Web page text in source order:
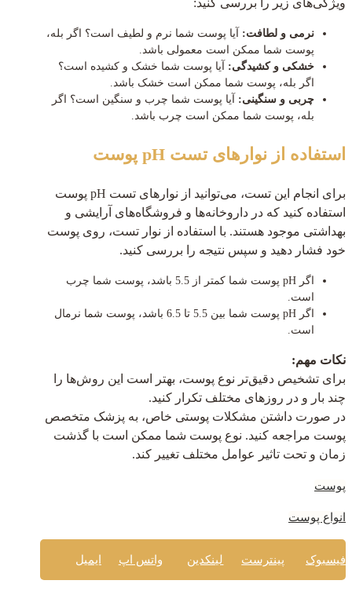
ویژگی‌های زیر را بررسی کنید:
نرمی و لطافت: آیا پوست شما نرم و لطیف است؟ اگر بله،
پوست شما ممکن است معمولی باشد.
خشکی و کشیدگی: آیا پوست شما خشک و کشیده است؟
اگر بله، پوست شما ممکن است خشک باشد.
چربی و سنگینی: آیا پوست شما چرب و سنگین است؟ اگر
بله، پوست شما ممکن است چرب باشد.
استفاده از نوارهای تست pH پوست
برای انجام این تست، می‌توانید از نوارهای تست pH پوست
استفاده کنید که در داروخانه‌ها و فروشگاه‌های آرایشی و
بهداشتی موجود هستند. با استفاده از نوار تست، روی پوست
خود فشار دهید و سپس نتیجه را بررسی کنید.
اگر pH پوست شما کمتر از 5.5 باشد، پوست شما چرب
است.
اگر pH پوست شما بین 5.5 تا 6.5 باشد، پوست شما نرمال
است.
نکات مهم:
برای تشخیص دقیق‌تر نوع پوست، بهتر است این روش‌ها را
چند بار و در روزهای مختلف تکرار کنید.
در صورت داشتن مشکلات پوستی خاص، به پزشک متخصص
پوست مراجعه کنید. نوع پوست شما ممکن است با گذشت
زمان و تحت تاثیر عوامل مختلف تغییر کند.
پوست
انواع پوست
فیسبوک پینترست لینکدین واتس اپ ایمیل